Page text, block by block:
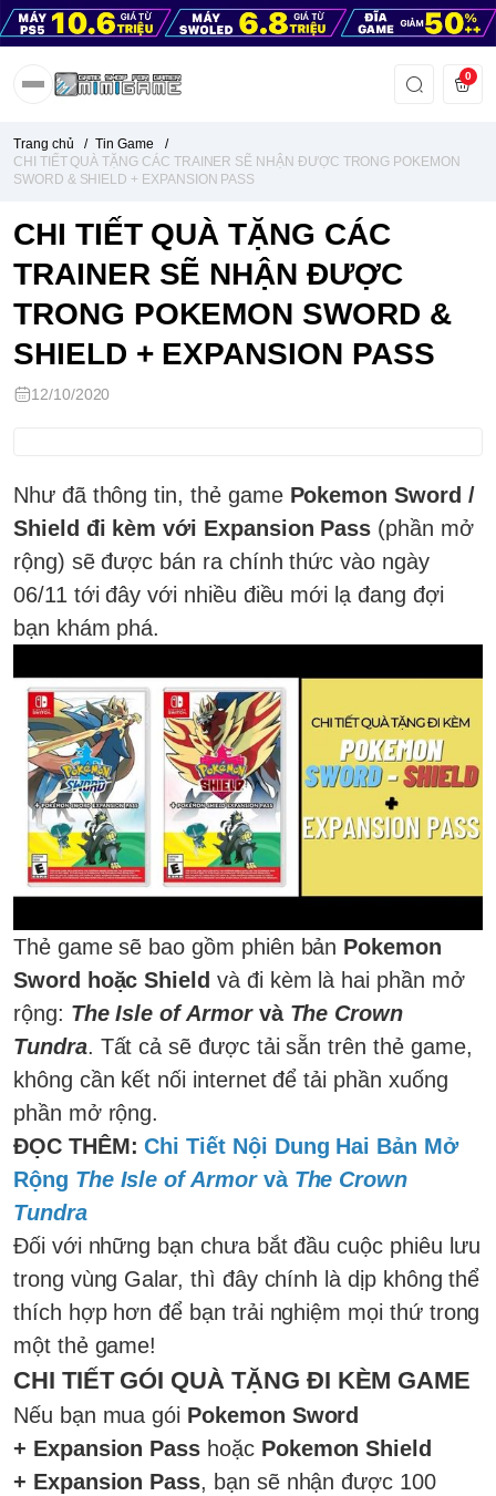
0
Trang chủ / Tin Game
/
CHI TIẾT QUÀ TẶNG CÁC TRAINER SẼ NHẬN ĐƯỢC TRONG POKEMON
SWORD & SHIELD + EXPANSION PASS
CHI TIẾT QUÀ TẶNG CÁC
TRAINER SẼ NHẬN ĐƯỢC
TRONG POKEMON SWORD &
SHIELD + EXPANSION PASS
12/10/2020
Như đã thông tin, thẻ game Pokemon Sword /
Shield đi kèm với Expansion Pass (phần mở
rộng) sẽ được bán ra chính thức vào ngày
06/11 tới đây với nhiều điều mới lạ đang đợi
bạn khám phá.
Thẻ game sẽ bao gồm phiên bản Pokemon
Sword hoặc Shield và đi kèm là hai phần mở
rộng: The Isle of Armorvà The Crown
Tundra. Tất cả sẽ được tải sẵn trên thẻ game,
không cần kết nối internet để tải phần xuống
phần mở rộng.
ĐỌC THÊM:Chi Tiết Nội Dung Hai Bản Mở
Rộng The Isle of Armorvà The Crown
Tundra
Đối với những bạn chưa bắt đầu cuộc phiêu lưu
trong vùng Galar, thì đây chính là dịp không thể
thích hợp hơn để bạn trải nghiệm mọi thứ trong
một thẻ game!
CHI TIẾT GÓI QUÀ TẶNG ĐI KÈM GAME
Nếu bạn mua gói Pokemon Sword
+ Expansion Pass hoặcPokemon Shield
+ Expansion Pass, bạn sẽ nhận được 100